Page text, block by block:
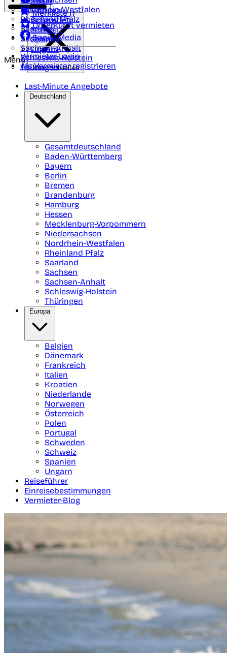
Nordrhein-Westfalen
Rheinland Pfalz
Saarland
Sachsen
Sachsen-Anhalt
Schleswig-Holstein
Thüringen
Portugal
Schweden
Schweiz
Spanien
Ungarn
Merkliste ()
Unterkunft vermieten
Social Media
Vermieter-Login
Als Vermieter registrieren
Menü
Menü schließen
Last-Minute Angebote
Deutschland
Gesamtdeutschland
Baden-Württemberg
Bayern
Berlin
Bremen
Brandenburg
Hamburg
Hessen
Mecklenburg-Vorpommern
Niedersachsen
Nordrhein-Westfalen
Rheinland Pfalz
Saarland
Sachsen
Sachsen-Anhalt
Schleswig-Holstein
Thüringen
Europa
Belgien
Dänemark
Frankreich
Italien
Kroatien
Niederlande
Norwegen
Österreich
Polen
Portugal
Schweden
Schweiz
Spanien
Ungarn
Reiseführer
Einreisebestimmungen
Vermieter-Blog